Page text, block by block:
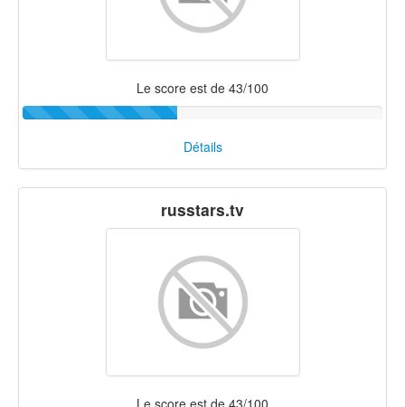
Le score est de 43/100
Détails
russtars.tv
Le score est de 43/100